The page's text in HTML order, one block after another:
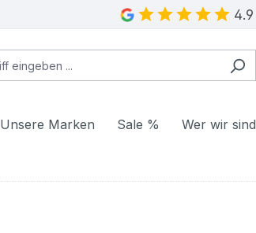
4.9
Unsere Marken Sale % Wer wir sind